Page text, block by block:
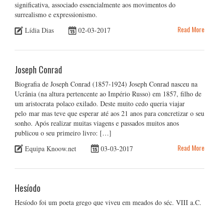
significativa, associado essencialmente aos movimentos do
surrealismo e expressionismo.
Lídia Dias
02-03-2017 Read More
Joseph Conrad
Biografia de Joseph Conrad (1857-1924) Joseph Conrad nasceu na
Ucrânia (na altura pertencente ao Império Russo) em 1857, filho de
um aristocrata polaco exilado. Deste muito cedo queria viajar
pelo mar mas teve que esperar até aos 21 anos para concretizar o seu
sonho. Após realizar muitas viagens e passados muitos anos
publicou o seu primeiro livro: […]
Equipa Knoow.net
03-03-2017 Read More
Hesíodo
Hesíodo foi um poeta grego que viveu em meados do séc. VIII a.C.